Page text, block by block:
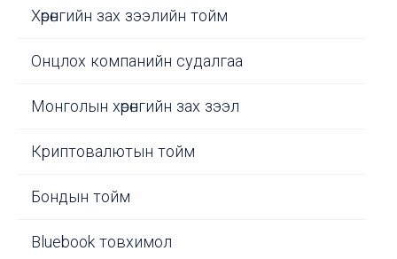
Хөрөнгийн зах зээлийн тойм
Онцлох компанийн судалгаа
Монголын хөрөнгийн зах зээл
Криптовалютын тойм
Бондын тойм
Bluebook товхимол